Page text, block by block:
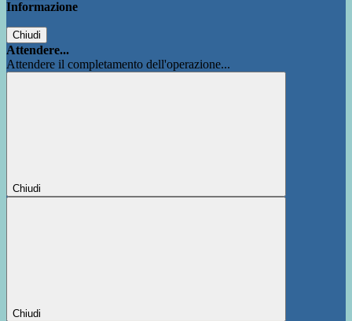
Informazione
Chiudi
Attendere...
Attendere il completamento dell'operazione...
Chiudi
Chiudi